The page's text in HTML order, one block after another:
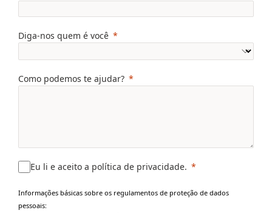
Diga-nos quem é você
Como podemos te ajudar?
Eu li e aceito a política de privacidade.
Informações básicas sobre os regulamentos de proteção de dados
pessoais: